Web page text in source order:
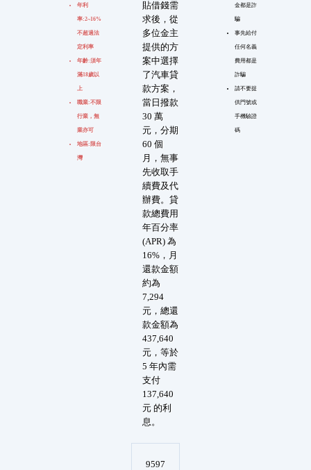
年利
率:2~16%
不超過法
定利率
年齡:須年
滿18歲以
上
職業:不限
行業，無
業亦可
地區:限台
灣
貼借錢需
求後，從
多位金主
提供的方
案中選擇
了汽車貸
款方案，
當日撥款
30 萬
元，分期
60 個
月，無事
先收取手
續費及代
辦費。貸
款總費用
年百分率
(APR) 為
16%，月
還款金額
約為
7,294
元，總還
款金額為
437,640
元，等於
5 年內需
支付
137,640
元 的利
息。
金都是詐
騙
事先給付
任何名義
費用都是
詐騙
請不要提
供門號或
手機驗證
碼
9597